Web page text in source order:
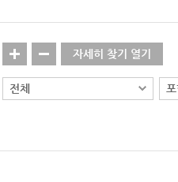
자세히 찾기 열기